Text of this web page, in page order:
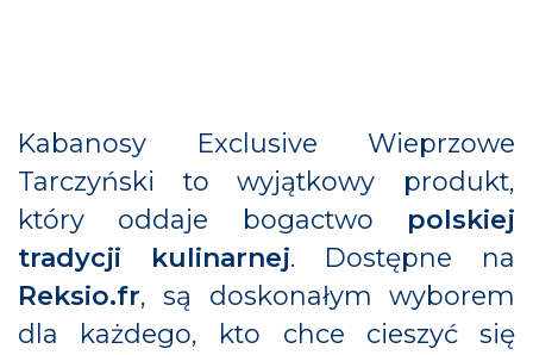
Kabanosy Exclusive Wieprzowe
Tarczyński to wyjątkowy produkt,
który oddaje bogactwo polskiej
tradycji kulinarnej. Dostępne na
Reksio.fr, są doskonałym wyborem
dla każdego, kto chce cieszyć się